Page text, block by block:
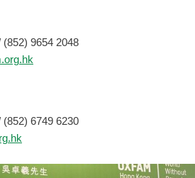
9654 2048
6749 6230